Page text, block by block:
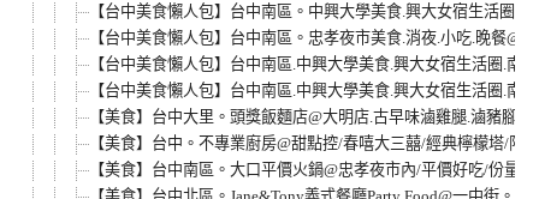
【台中美食懶人包】台中南區。中興大學美食.興大女宿生活圈.
【台中美食懶人包】台中南區。忠孝夜市美食.消夜.小吃.晚餐
【台中美食懶人包】台中南區.中興大學美食.興大女宿生活圈.南
【台中美食懶人包】台中南區.中興大學美食.興大女宿生活圈.
【美食】台中大里。頭獎飯麵店@大明店.古早味滷雞腿.滷豬腳
【美食】台中。不專業廚房@甜點控/春嘻大三囍/經典檸檬塔/限
【美食】台中南區。大口平價火鍋@忠孝夜市內/平價好吃/份量